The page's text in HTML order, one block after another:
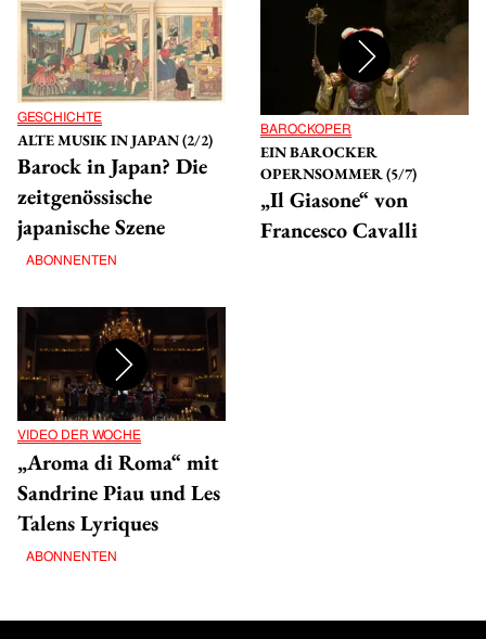
GESCHICHTE
ALTE MUSIK IN JAPAN (2/2)
Barock in Japan? Die
zeitgenössische
japanische Szene
ABONNENTEN
BAROCKOPER
EIN BAROCKER
OPERNSOMMER (5/7)
„Il Giasone“ von
Francesco Cavalli
VIDEO DER WOCHE
„Aroma di Roma“ mit
Sandrine Piau und Les
Talens Lyriques
ABONNENTEN